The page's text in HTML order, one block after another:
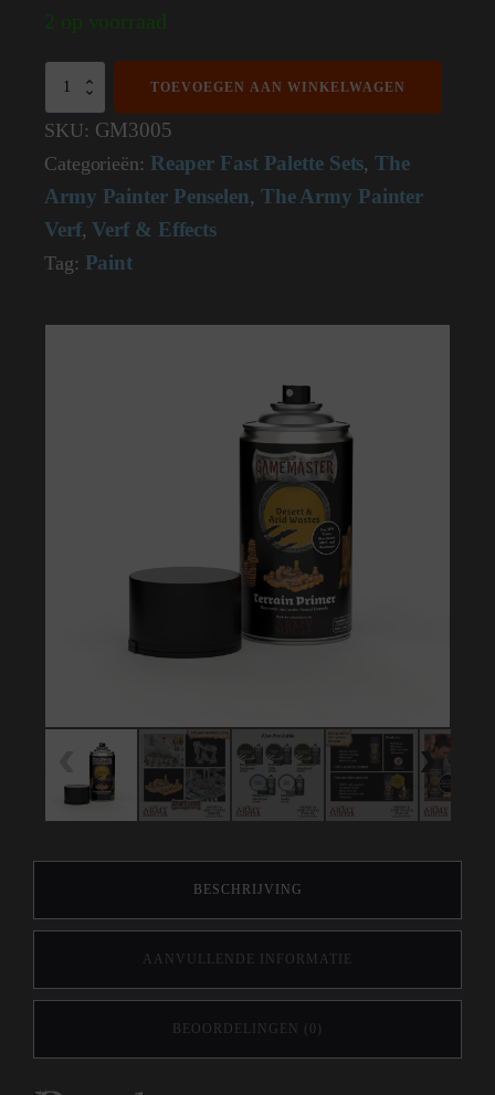
2 op voorraad
GameMaster
Primer
&
Wastes
GM3005
TOEVOEGEN AAN WINKELWAGEN
SKU: GM3005
Categorieën: Reaper Fast Palette Sets,The
Army Painter Penselen, The Army Painter
Verf,Verf & Effects
Tag: Paint
BESCHRIJVING
AANVULLENDE INFORMATIE
BEOORDELINGEN (0)